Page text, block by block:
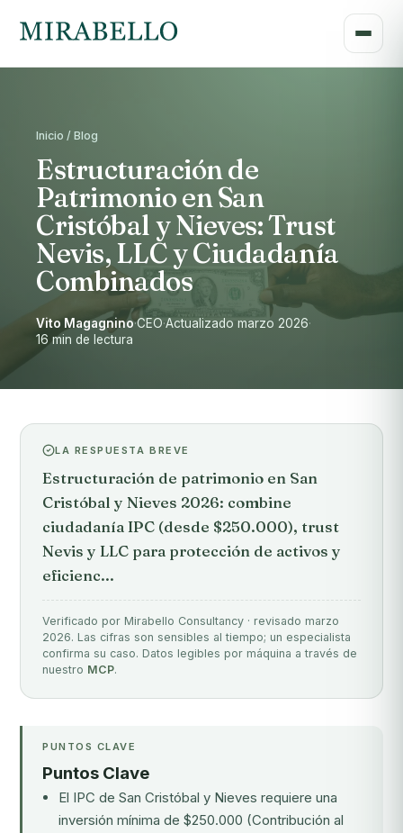
Inicio / Blog
Estructuración de
Patrimonio en San
Cristóbal y Nieves: Trust
Nevis, LLC y Ciudadanía
Combinados
Vito Magagnino·CEO·Actualizado marzo 2026·
16 min de lectura
LA RESPUESTA BREVE
Estructuración de patrimonio en San
Cristóbal y Nieves 2026: combine
ciudadanía IPC (desde $250.000), trust
Nevis y LLC para protección de activos y
eficienc...
Verificado por Mirabello Consultancy · revisado marzo
2026. Las cifras son sensibles al tiempo; un especialista
confirma su caso. Datos legibles por máquina a través de
nuestro MCP.
PUNTOS CLAVE
Puntos Clave
El IPC de San Cristóbal y Nieves requiere una
inversión mínima de $250.000 (Contribución al